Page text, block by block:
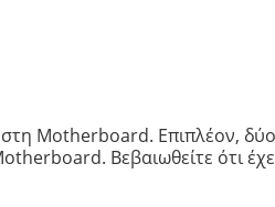
Motherboard. Επιπλέον,
Βεβαιωθείτε ότι